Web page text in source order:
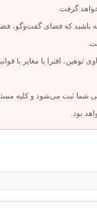
گرفت.
باشید که فضای گفت‌وگو،
توهین، افترا یا مغایر با
شما ثبت می‌شود و کلیه
بود.